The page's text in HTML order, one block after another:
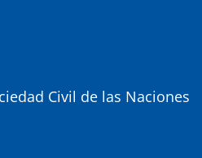
Civil de las Naciones